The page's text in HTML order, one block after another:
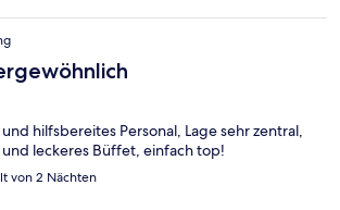
hilfsbereites Personal, Lage sehr zentral,
leckeres Büffet, einfach top!
von 2 Nächten